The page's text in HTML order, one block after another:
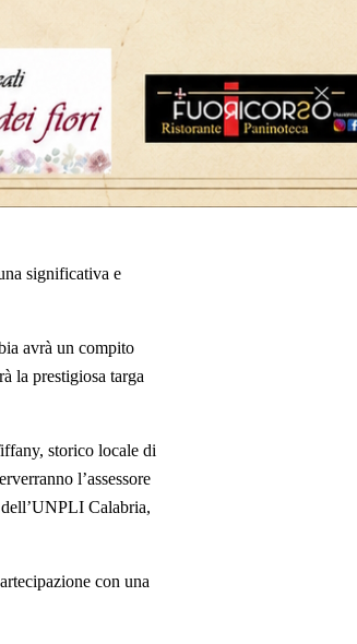
significativa e
avrà un compito
la prestigiosa targa
storico locale di
l’assessore
Calabria,
con una